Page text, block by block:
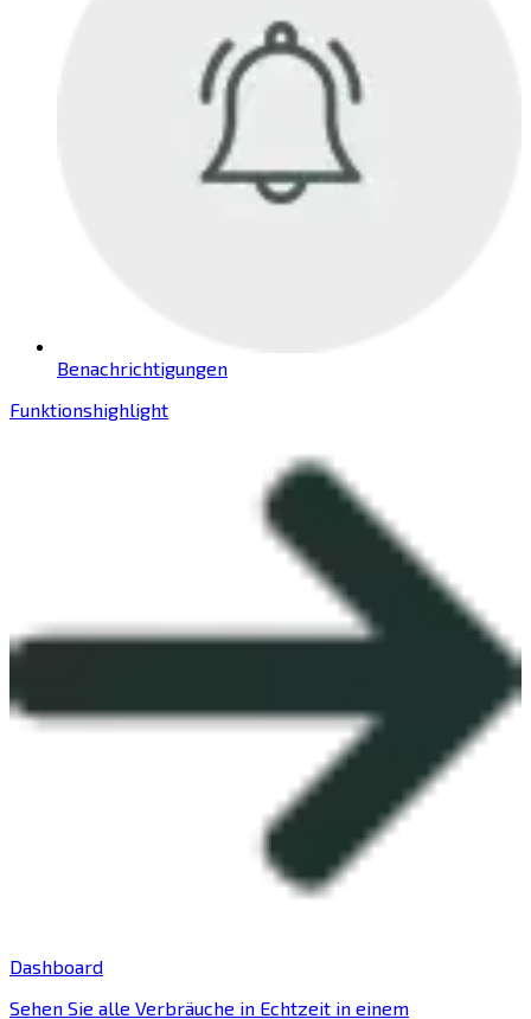
Benachrichtigungen
Funktionshighlight
Dashboard
Sehen Sie alle Verbräuche in Echtzeit in einem